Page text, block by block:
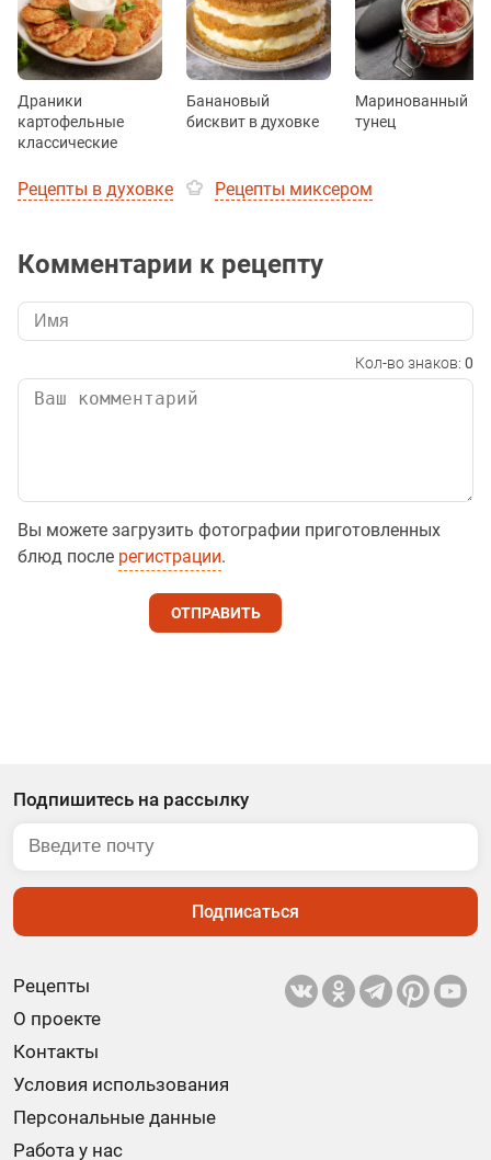
Драники
картофельные
классические
Банановый
бисквит в духовке
Маринованный
тунец
Рецепты в духовке Рецепты миксером
Комментарии к рецепту
Кол-во знаков: 0
Вы можете загрузить фотографии приготовленных
блюд после регистрации.
ОТПРАВИТЬ
Рецепты
О проекте
Контакты
Условия использования
Персональные данные
Работа у нас
Подпишитесь на рассылку
Подписаться